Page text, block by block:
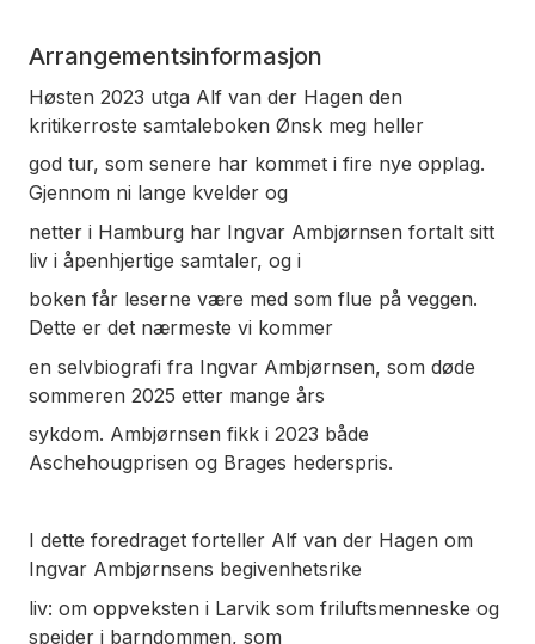
Arrangementsinformasjon
Høsten 2023 utga Alf van der Hagen den
kritikerroste samtaleboken Ønsk meg heller
god tur, som senere har kommet i fire nye opplag.
Gjennom ni lange kvelder og
netter i Hamburg har Ingvar Ambjørnsen fortalt sitt
liv i åpenhjertige samtaler, og i
boken får leserne være med som flue på veggen.
Dette er det nærmeste vi kommer
en selvbiografi fra Ingvar Ambjørnsen, som døde
sommeren 2025 etter mange års
sykdom. Ambjørnsen fikk i 2023 både
Aschehougprisen og Brages hederspris.
I dette foredraget forteller Alf van der Hagen om
Ingvar Ambjørnsens begivenhetsrike
liv: om oppveksten i Larvik som friluftsmenneske og
speider i barndommen, som